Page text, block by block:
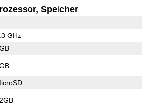
Speicher
GHz